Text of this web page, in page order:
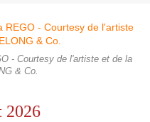
- Courtesy de l'artiste et de la
& Co.
2026